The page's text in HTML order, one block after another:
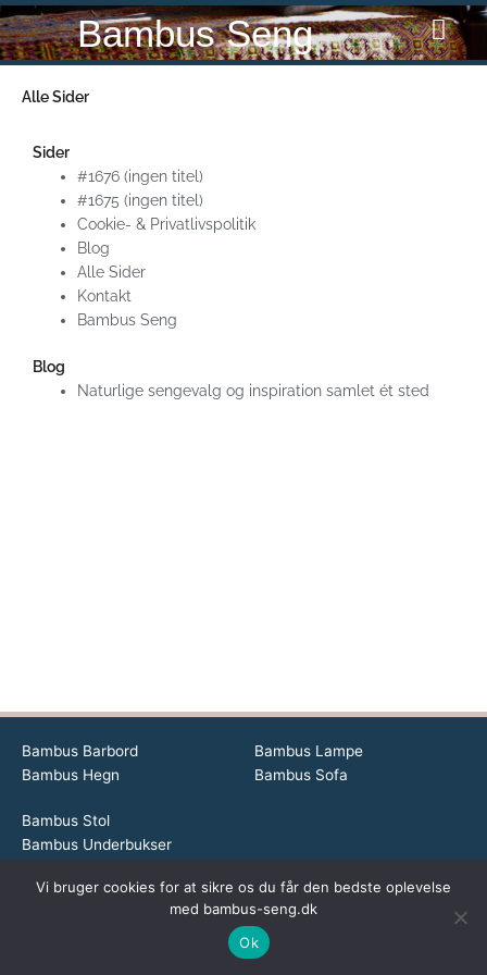
Gå
til
indholdet
Bambus Seng
Alle Sider
Sider
#1676 (ingen titel)
#1675 (ingen titel)
Cookie- & Privatlivspolitik
Blog
Alle Sider
Kontakt
Bambus Seng
Blog
Naturlige sengevalg og inspiration samlet ét sted
Bambus Barbord
Bambus Hegn
Bambus Lampe
Bambus Sofa
Bambus Stol
Bambus Underbukser
Dette medie ejes og drives af Tropic Traffic LLC-FZ | The Meydan
Hotel, Grandstand, 6th floor, Nad Al Sheba | Dubai | UAE
Copyright © 2026 Bambus Seng | All rights reserved
Vi bruger cookies for at sikre os du får den bedste oplevelse
med bambus-seng.dk
Ok